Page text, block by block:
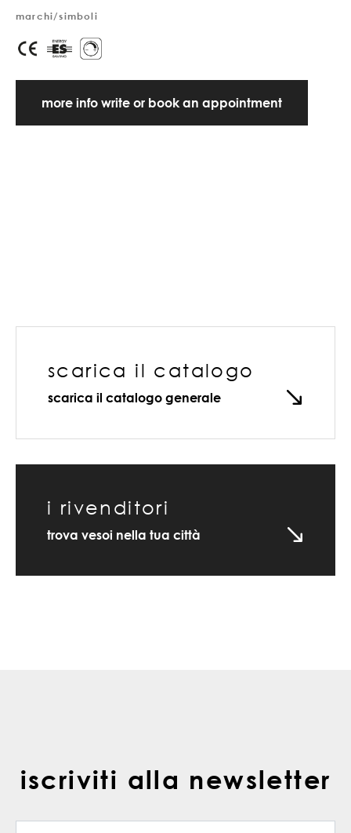
marchi/simboli
more info write or book an appointment
scarica il catalogo
scarica il catalogo generale
i rivenditori
trova vesoi nella tua città
iscriviti alla newsletter